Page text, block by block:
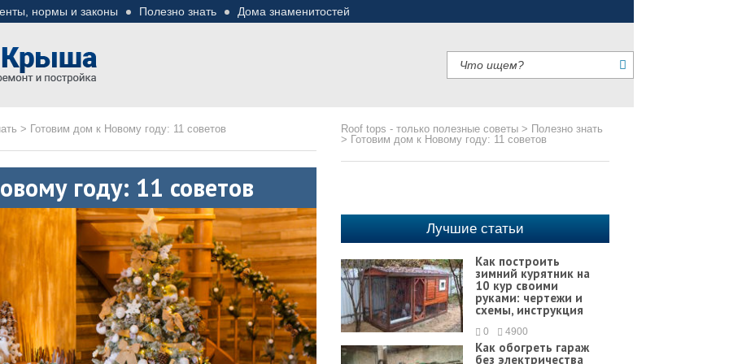
нормы и законы Полезно знать Дома знаменитостей
> Готовим дом к Новому году: 11 советов
году: 11 советов
Roof tops - только полезные советы > Полезно знать
> Готовим дом к Новому году: 11 советов
Лучшие статьи
Как построить
зимний курятник на
10 кур своими
руками: чертежи и
схемы, инструкция
0 4900
Как обогреть гараж
без электричества